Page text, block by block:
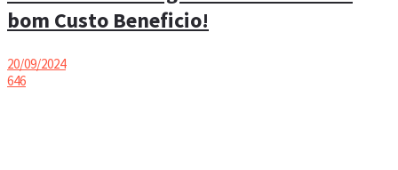
bom Custo Beneficio!
20/09/2024
646